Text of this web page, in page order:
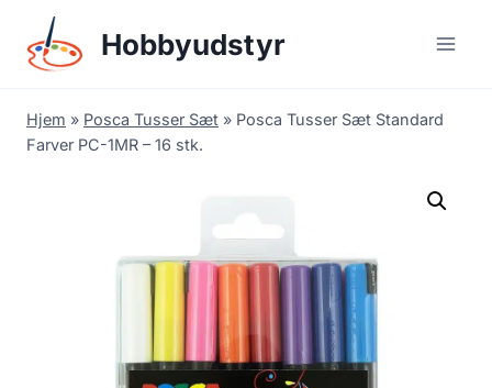
content
Hobbyudstyr
Hjem » Posca Tusser Sæt » Posca Tusser Sæt Standard
Farver PC-1MR – 16 stk.